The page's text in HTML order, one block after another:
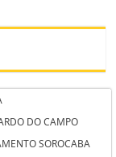
DO CAMPO
SOROCABA